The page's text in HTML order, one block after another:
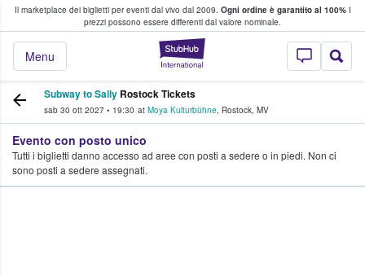
Il marketplace dei biglietti per eventi dal vivo dal 2009. Ogni ordine è garantito al 100%I
prezzi possono essere differenti dal valore nominale.
StubHub - Dove
Menu
fan comprano e vendono biglietti
Subway to Sally Rostock Tickets
sab 30 ott 2027 • 19:30 at Moya Kulturbühne, Rostock, MV
Evento con posto unico
Tutti i biglietti danno accesso ad aree con posti a sedere o in piedi. Non ci
sono posti a sedere assegnati.